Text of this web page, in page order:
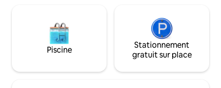
Piscine
Stationnement
gratuit sur place